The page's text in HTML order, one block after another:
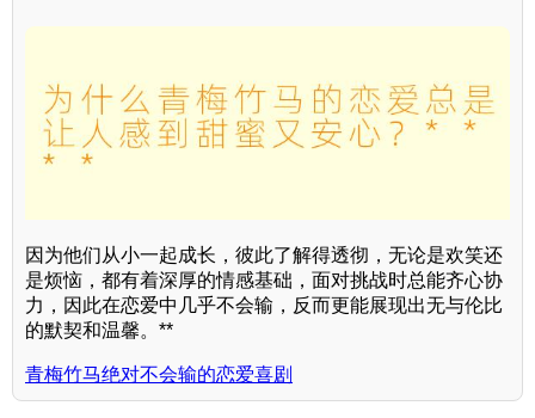
因为他们从小一起成长，彼此了解得透彻，无论是欢笑还
是烦恼，都有着深厚的情感基础，面对挑战时总能齐心协
力，因此在恋爱中几乎不会输，反而更能展现出无与伦比
的默契和温馨。**
青梅竹马绝对不会输的恋爱喜剧